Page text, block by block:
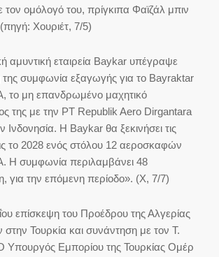
τον ομόλογό του, πρίγκιπα Φαϊζάλ μπιν
Χουριέτ, 7/5)
αμυντική εταιρεία Baykar υπέγραψε
συμφωνία εξαγωγής για το Bayraktar
το μη επανδρωμένο μαχητικό
της με την PT Republik Aero Dirgantara
Ινδονησία. Η Baykar θα ξεκινήσει τις
το 2028 ενός στόλου 12 αεροσκαφών
Η συμφωνία περιλαμβάνει 48
για την επόμενη περίοδο». (Χ, 7/7)
επίσκεψη του Προέδρου της Αλγερίας
Τουρκία και συνάντηση με τον Τ.
Υπουργός Εμπορίου της Τουρκίας Ομέρ